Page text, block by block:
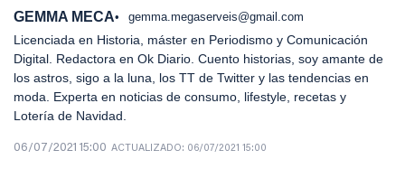
GEMMA MECA gemma.megaserveis@gmail.com
Licenciada en Historia, máster en Periodismo y Comunicación
Digital. Redactora en Ok Diario. Cuento historias, soy amante de
los astros, sigo a la luna, los TT de Twitter y las tendencias en
moda. Experta en noticias de consumo, lifestyle, recetas y
Lotería de Navidad.
06/07/2021 15:00 ACTUALIZADO: 06/07/2021 15:00